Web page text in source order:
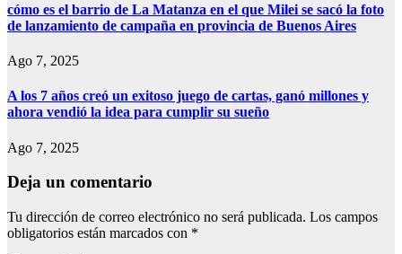
cómo es el barrio de La Matanza en el que Milei se sacó la foto
de lanzamiento de campaña en provincia de Buenos Aires
Ago 7, 2025
A los 7 años creó un exitoso juego de cartas, ganó millones y
ahora vendió la idea para cumplir su sueño
Ago 7, 2025
Deja un comentario
Tu dirección de correo electrónico no será publicada. Los campos
obligatorios están marcados con *